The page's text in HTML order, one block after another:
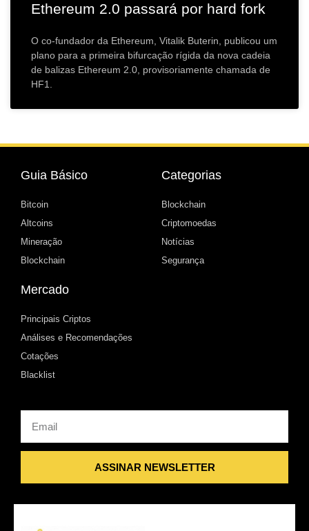
Ethereum 2.0 passará por hard fork
O co-fundador da Ethereum, Vitalik Buterin, publicou um
plano para a primeira bifurcação rígida da nova cadeia
de balizas Ethereum 2.0, provisoriamente chamada de
HF1.
Guia Básico
Bitcoin
Altcoins
Mineração
Blockchain
Categorias
Blockchain
Criptomoedas
Notícias
Segurança
Mercado
Principais Criptos
Análises e Recomendações
Cotações
Blacklist
ASSINAR NEWSLETTER